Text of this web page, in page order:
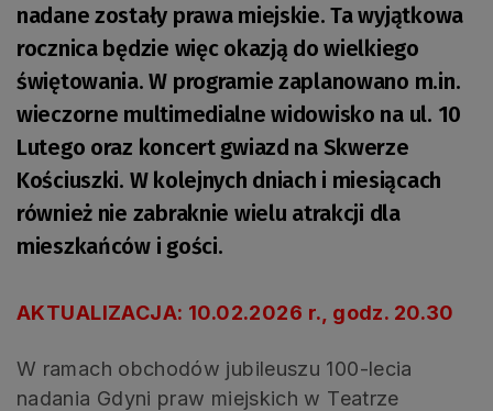
nadane zostały prawa miejskie. Ta wyjątkowa
rocznica będzie więc okazją do wielkiego
świętowania. W programie zaplanowano m.in.
wieczorne multimedialne widowisko na ul. 10
Lutego oraz koncert gwiazd na Skwerze
Kościuszki. W kolejnych dniach i miesiącach
również nie zabraknie wielu atrakcji dla
mieszkańców i gości.
AKTUALIZACJA: 10.02.2026 r., godz. 20.30
W ramach obchodów jubileuszu 100-lecia
nadania Gdyni praw miejskich w Teatrze